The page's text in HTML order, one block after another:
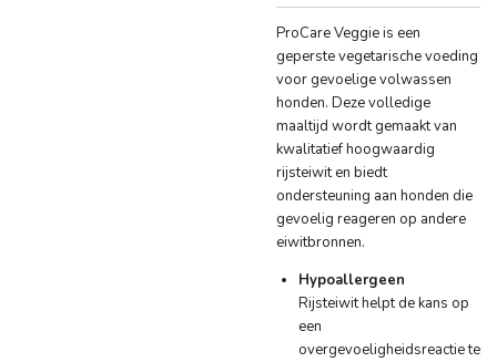
ProCare Veggie is een
geperste vegetarische voeding
voor gevoelige volwassen
honden. Deze volledige
maaltijd wordt gemaakt van
kwalitatief hoogwaardig
rijsteiwit en biedt
ondersteuning aan honden die
gevoelig reageren op andere
eiwitbronnen.
Hypoallergeen
Rijsteiwit helpt de kans op
een
overgevoeligheidsreactie te